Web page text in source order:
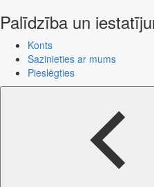
Palīdzība un
Konts
Sazinieties ar mums
Pieslēgties